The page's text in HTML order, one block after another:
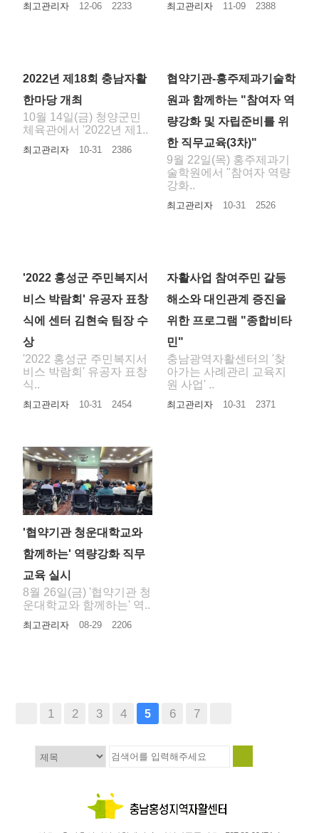
최고관리자 12-06 2233 최고관리자 11-09 2388
2022년 제18회 충남자활
한마당 개최
10월 14일(금) 청양군민
체육관에서 '2022년 제1..
최고관리자 10-31 2386
협약기관-홍주제과기술학
원과 함께하는 "참여자 역
량강화 및 자립준비를 위
한 직무교육(3차)"
9월 22일(목) 홍주제과기
술학원에서 "참여자 역량
강화..
최고관리자 10-31 2526
'2022 홍성군 주민복지서
비스 박람회' 유공자 표창
식에 센터 김현숙 팀장 수
상
'2022 홍성군 주민복지서
비스 박람회' 유공자 표창
식..
최고관리자 10-31 2454
자활사업 참여주민 갈등
해소와 대인관계 증진을
위한 프로그램 "종합비타
민"
충남광역자활센터의 '찾
아가는 사례관리 교육지
원 사업' ..
최고관리자 10-31 2371
'협약기관 청운대학교와
함께하는' 역량강화 직무
교육 실시
8월 26일(금) '협약기관 청
운대학교와 함께하는' 역..
최고관리자 08-29 2206
1 2 3 4 5 6 7